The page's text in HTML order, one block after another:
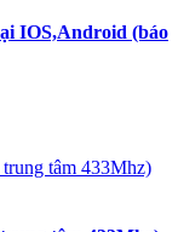
IOS,Android (báo